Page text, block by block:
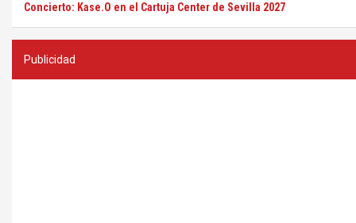
Concierto: Kase.O en el Cartuja Center de Sevilla 2027
Publicidad